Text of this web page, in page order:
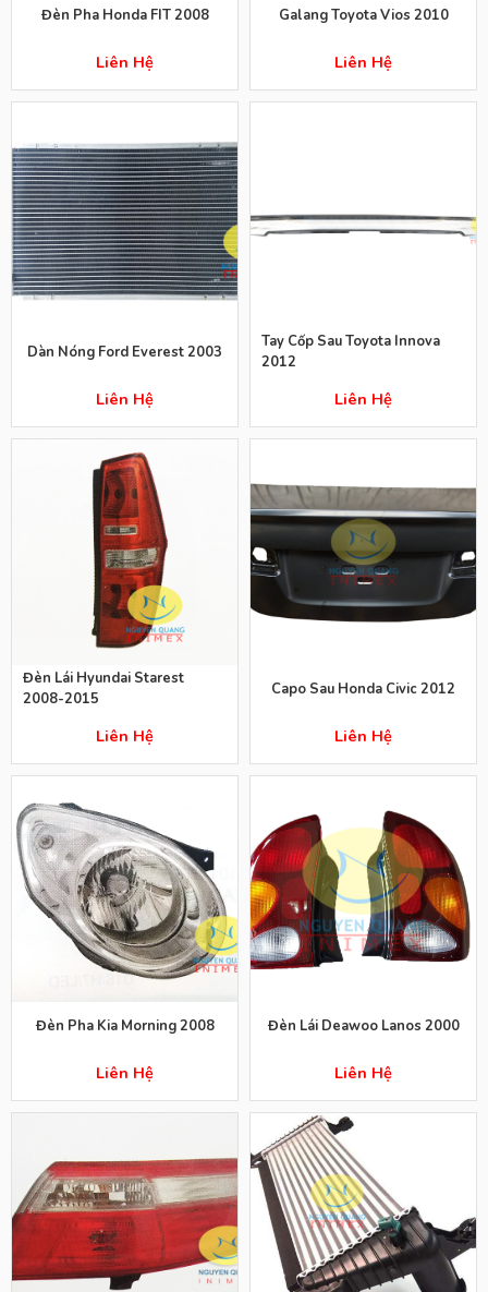
Đèn Pha Honda FIT 2008
Liên Hệ
Galang Toyota Vios 2010
Liên Hệ
Dàn Nóng Ford Everest 2003
Liên Hệ
Tay Cốp Sau Toyota Innova
2012
Liên Hệ
Đèn Lái Hyundai Starest
2008-2015
Liên Hệ
Capo Sau Honda Civic 2012
Liên Hệ
Đèn Pha Kia Morning 2008
Liên Hệ
Đèn Lái Deawoo Lanos 2000
Liên Hệ